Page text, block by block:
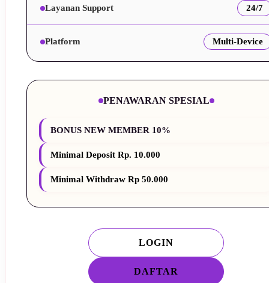
Layanan Support 24/7
Platform Multi-Device
PENAWARAN SPESIAL
BONUS NEW MEMBER 10%
Minimal Deposit Rp. 10.000
Minimal Withdraw Rp 50.000
LOGIN
DAFTAR